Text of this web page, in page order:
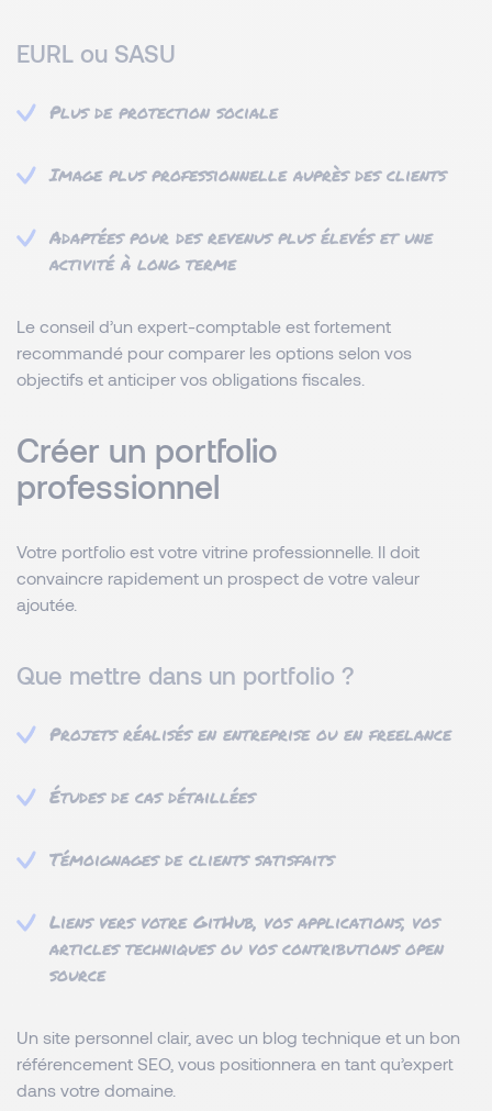
EURL ou SASU
Plus de protection sociale
Image plus professionnelle auprès des clients
Adaptées pour des revenus plus élevés et une
activité à long terme
Le conseil d’un expert-comptable est fortement
recommandé pour comparer les options selon vos
objectifs et anticiper vos obligations fiscales.
Créer un portfolio
professionnel
Votre portfolio est votre vitrine professionnelle. Il doit
convaincre rapidement un prospect de votre valeur
ajoutée.
Que mettre dans un portfolio ?
Projets réalisés en entreprise ou en freelance
Études de cas détaillées
Témoignages de clients satisfaits
Liens vers votre GitHub, vos applications, vos
articles techniques ou vos contributions open
source
Un site personnel clair, avec un blog technique et un bon
référencement SEO, vous positionnera en tant qu’expert
dans votre domaine.